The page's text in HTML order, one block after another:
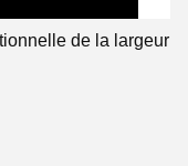
de la largeur